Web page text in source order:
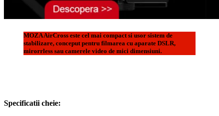
MOZA AirCross este cel mai compact si usor sistem de
stabilizare, conceput pentru filmarea cu aparate DSLR,
mirorrless sau camerele video de mici dimensiuni.
Specificatii cheie: